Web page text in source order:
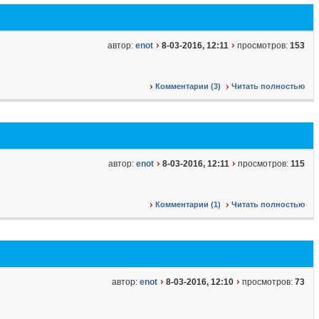
автор: enot 8-03-2016, 12:11 просмотров: 153
Комментарии (3) Читать полностью
автор: enot 8-03-2016, 12:11 просмотров: 115
Комментарии (1) Читать полностью
автор: enot 8-03-2016, 12:10 просмотров: 73